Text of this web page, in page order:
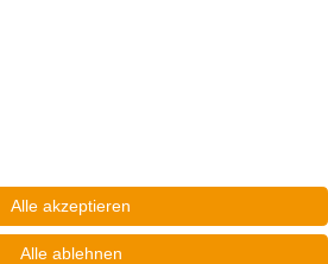
Alle akzeptieren
Alle ablehnen